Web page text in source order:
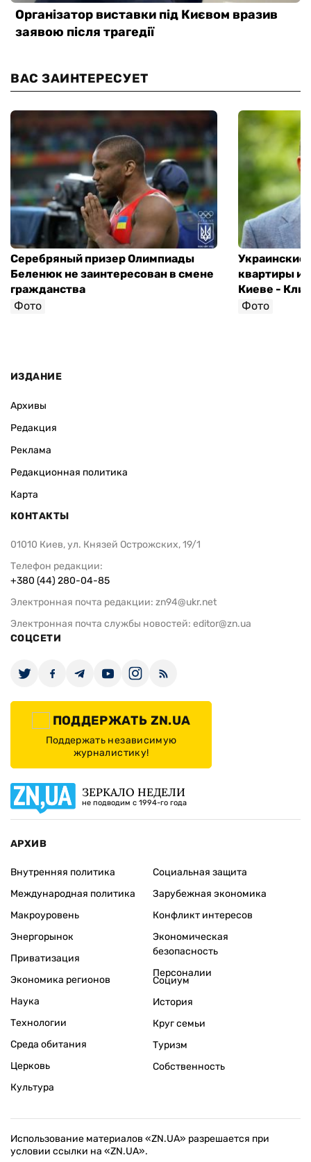
ВАС ЗАИНТЕРЕСУЕТ
Серебряный призер Олимпиады
Беленюк не заинтересован в смене
гражданства
Фото
Украинские
квартиры и
Киеве -
Фото
ИЗДАНИЕ
Архивы
Редакция
Реклама
Редакционная политика
Карта
КОНТАКТЫ
01010 Киев, ул. Князей Острожских, 19/1
Телефон редакции:
+380 (44) 280-04-85
Электронная почта редакции: zn94@ukr.net
Электронная почта службы новостей: editor@zn.ua
СОЦСЕТИ
ПОДДЕРЖАТЬ ZN.UA
Поддержать независимую
журналистику!
ЗЕРКАЛО НЕДЕЛИ
не подводим с 1994-го года
АРХИВ
Внутренняя политика
Международная политика
Макроуровень
Энергорынок
Приватизация
Экономика регионов
Социальная защита
Зарубежная экономика
Конфликт интересов
Экономическая
безопасность
Персоналии
Наука
Технологии
Среда обитания
Церковь
Культура
Социум
История
Круг семьи
Туризм
Собственность
Использование материалов «ZN.UA» разрешается при
условии ссылки на «ZN.UA».